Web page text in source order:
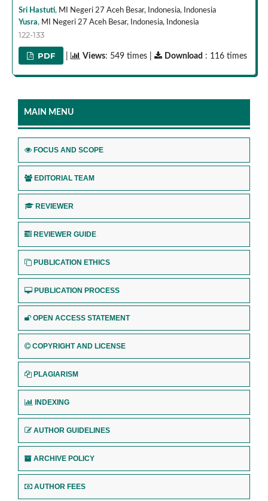
Sri Hastuti, MI Negeri 27 Aceh Besar, Indonesia,
Indonesia
Yusra, MI Negeri 27 Aceh Besar, Indonesia, Indonesia
122-133
PDF Views: 549 times | Download : 116 times
MAIN MENU
FOCUS AND SCOPE
EDITORIAL TEAM
REVIEWER
REVIEWER GUIDE
PUBLICATION ETHICS
PUBLICATION PROCESS
OPEN ACCESS STATEMENT
COPYRIGHT AND LICENSE
PLAGIARISM
INDEXING
AUTHOR GUIDELINES
ARCHIVE POLICY
AUTHOR FEES